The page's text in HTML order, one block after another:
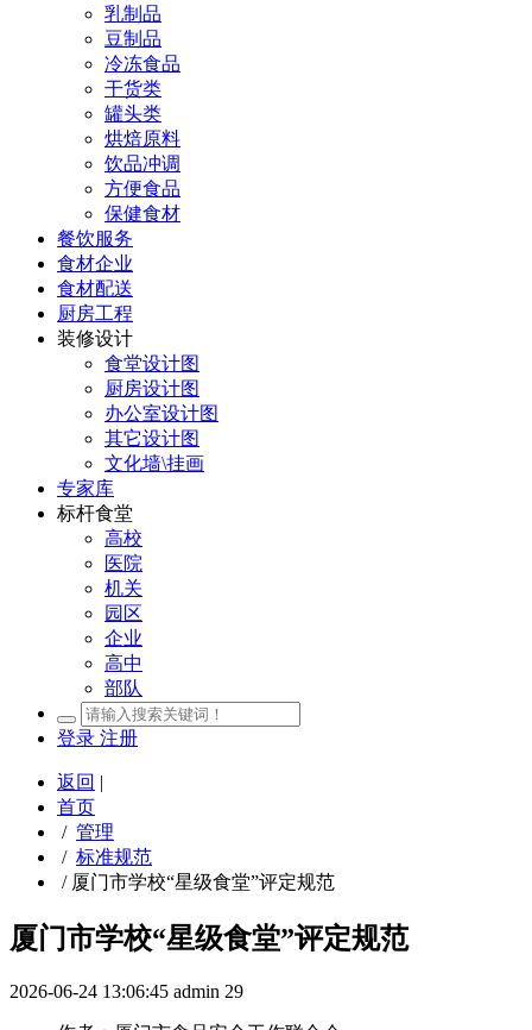
乳制品
豆制品
冷冻食品
干货类
罐头类
烘焙原料
饮品冲调
方便食品
保健食材
餐饮服务
食材企业
食材配送
厨房工程
装修设计
食堂设计图
厨房设计图
办公室设计图
其它设计图
文化墙\挂画
专家库
标杆食堂
高校
医院
机关
园区
企业
高中
部队
登录 注册
返回 |
首页
/ 管理
/ 标准规范
/ 厦门市学校“星级食堂”评定规范
厦门市学校“星级食堂”评定规范
2026-06-24 13:06:45 admin 29